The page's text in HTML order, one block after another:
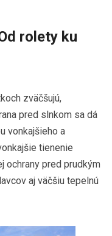
rolety ku
zväčšujú,
pred slnkom sa dá
vonkajšieho a
tienenie
ochrany pred prudkým
aj väčšiu tepelnú